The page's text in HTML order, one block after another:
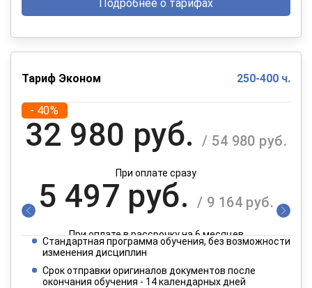
Подробнее о тарифах
Тариф Эконом 250-400 ч.
- 40%
32 980 руб. / 54 980 руб.
При оплате сразу
5 497 руб. / 9 164 руб.
При оплате в рассрочку на 6 месяцев
2 749 руб.
Стандартная программа обучения, без возможности
изменения дисциплин
Срок отправки оригиналов документов после
окончания обучения - 14 календарных дней